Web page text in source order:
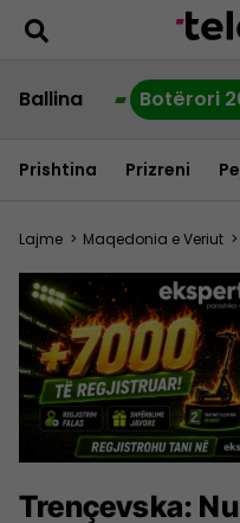
Ballina Botërori
Prishtina Prizreni
Lajme > Maqedonia e Veriut >
Trençevska: